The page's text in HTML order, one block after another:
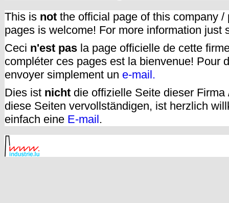
This is not the official page of this company
pages is welcome! For more information just
Ceci n'est pas la page officielle de cette
compléter ces pages est la bienvenue! Pour
envoyer simplement un e-mail.
Dies ist nicht die offizielle Seite dieser
diese Seiten vervollständigen, ist herzlich
einfach eine E-mail.